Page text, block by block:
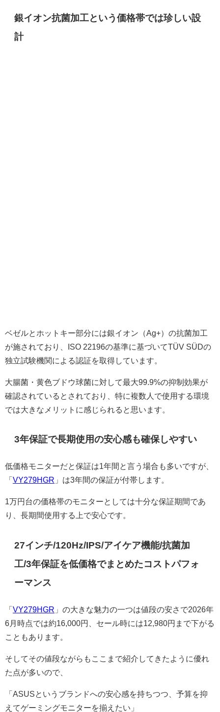
銀イオン抗菌加工という価格帯では珍しい設
計
ベゼルとホットキー部分には銀イオン（Ag+）の抗菌加工
が施されており、ISO 22196の基準に基づいてTÜV SÜDの
独立試験機関による認証を取得しています。
大腸菌・黄色ブドウ球菌に対して最大99.9%の抑制効果が
確認されているとされており、特に複数人で使用する環境
では大きなメリットに感じられると思います。
3年保証で長期使用の安心感も確保しやすい
低価格モニターだと保証は1年間と言う場合も多いですが、
「 VY279HGR 」は3年間の保証が付帯します。
1万円台の価格帯のモニターとしては十分な保証期間であ
り、長期間使用する上で安心です。
27インチ/120Hz/IPS/アイケア機能/抗菌加
工/3年保証を低価格でまとめたコストパフォ
ーマンス
「 VY279HGR 」の大きな魅力の一つは値段の安さで2026年
6月時点では約16,000円、セール時には12,980円まで下がる
こともあります。
そしてその値段ながらもここまで紹介してきたように優れ
た点が多いので、
「ASUSというブランドへの安心感を持ちつつ、予算を抑
えてゲーミングモニターを揃えたい」